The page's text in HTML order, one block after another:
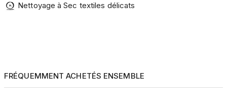
Nettoyage à Sec textiles délicats
FRÉQUEMMENT ACHETÉS ENSEMBLE